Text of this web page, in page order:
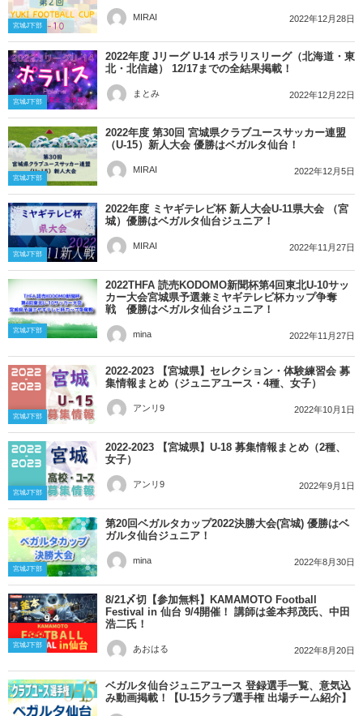
宮城J下部
MIRAI 2022年12月28日
宮城J下部
2022年度 Jリーグ U-14 ポラリスリーグ（北海道・東
北・北信越） 12/17までの全結果掲載！
まとみ 2022年12月22日
宮城J下部
2022年度 第30回 宮城県クラブユースサッカー連盟
（U-15）新人大会 優勝はベガルタ仙台！
MIRAI 2022年12月5日
宮城J下部
2022年度 ミヤギテレビ杯 新人大会U-11県大会 （宮
城）優勝はベガルタ仙台ジュニア！
MIRAI 2022年11月27日
宮城J下部
2022THFA 読売KODOMO新聞杯第4回東北U-10サッ
カー大会宮城県予選兼ミヤギテレビ杯カップ争奪
戦 優勝はベガルタ仙台ジュニア！
mina 2022年11月27日
宮城J下部
2022-2023 【宮城県】セレクション・体験練習会 募
集情報まとめ（ジュニアユース・4種、女子）
アンリ9 2022年10月1日
宮城J下部
2022-2023 【宮城県】U-18 募集情報まとめ（2種、
女子）
アンリ9 2022年9月1日
宮城J下部
第20回ベガルタカップ2022決勝大会(宮城) 優勝はベ
ガルタ仙台ジュニア！
mina 2022年8月30日
宮城J下部
8/21〆切【参加無料】KAMAMOTO Football
Festival in 仙台 9/4開催！ 講師は釜本邦茂氏、中田
浩二氏！
あおはる 2022年8月20日
ベガルタ仙台ジュニアユース 登録選手一覧、意気込
み動画掲載！【U-15クラブ選手権 出場チーム紹介】